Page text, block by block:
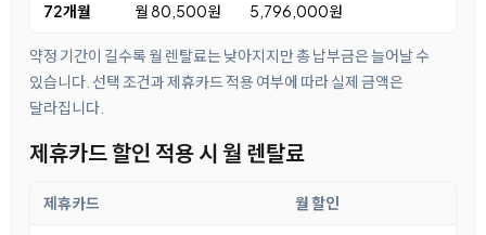
72개월 월 80,500원 5,796,000원
약정 기간이 길수록 월 렌탈료는 낮아지지만 총 납부금은 늘어날 수
있습니다. 선택 조건과 제휴카드 적용 여부에 따라 실제 금액은
달라집니다.
제휴카드 할인 적용 시 월 렌탈료
제휴카드 월 할인